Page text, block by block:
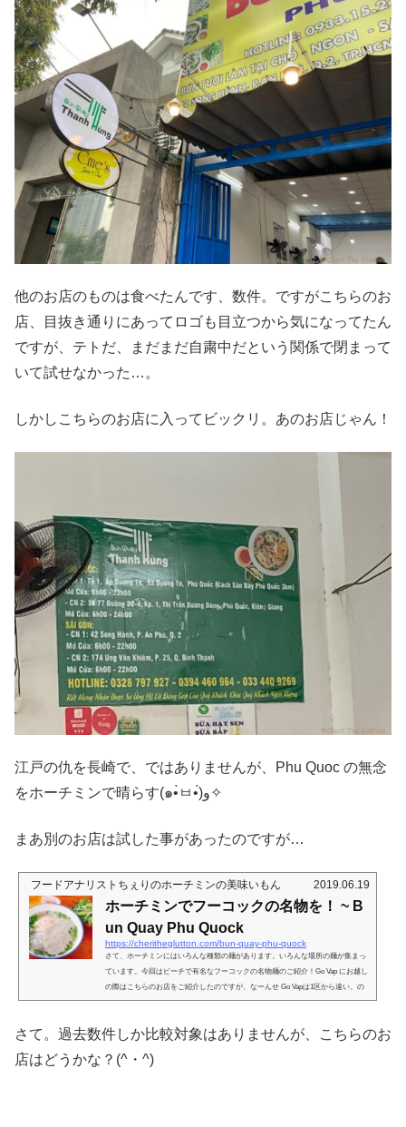
他のお店のものは食べたんです、数件。ですがこちらのお
店、目抜き通りにあってロゴも目立つから気になってたん
ですが、テトだ、まだまだ自粛中だという関係で閉まって
いて試せなかった…。
しかしこちらのお店に入ってビックリ。あのお店じゃん！
江戸の仇を長崎で、ではありませんが、Phu Quoc の無念
をホーチミンで晴らす(๑•̀ㅂ•́)و✧
まあ別のお店は試した事があったのですが…
フードアナリストちぇりのホーチミンの美味いもん 2019.06.19
ホーチミンでフーコックの名物を！ ~ B
un Quay Phu Quock
https://cheritheglutton.com/bun-quay-phu-quock
さて、ホーチミンにはいろんな種類の麺があります。いろんな場所の麺が集まっ
ています。今回はビーチで有名なフーコックの名物麺のご紹介！Go Vap にお越し
の際はこちらのお店をご紹介したのですが、なーんせ Go Vapは1区から遠い。の
で、せっかく行ったのなら、なんか他にも収穫を…と思い、Go Vap にお住いの方
店なんだけど綺麗！！でもお名前的には（ネットで見る限り）結構続いているよ
さて。過去数件しか比較対象はありませんが、こちらのお
店はどうかな？(^・^)